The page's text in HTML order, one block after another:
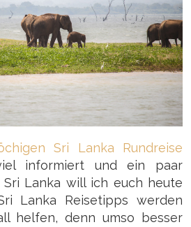
Sri Lanka Rundreise
informiert und ein paar
Lanka will ich euch heute
Lanka Reisetipps werden
helfen, denn umso besser